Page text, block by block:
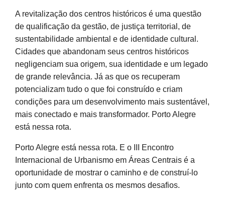
A revitalização dos centros históricos é uma questão
de qualificação da gestão, de justiça territorial, de
sustentabilidade ambiental e de identidade cultural.
Cidades que abandonam seus centros históricos
negligenciam sua origem, sua identidade e um legado
de grande relevância. Já as que os recuperam
potencializam tudo o que foi construído e criam
condições para um desenvolvimento mais sustentável,
mais conectado e mais transformador. Porto Alegre
está nessa rota.
Porto Alegre está nessa rota. E o III Encontro
Internacional de Urbanismo em Áreas Centrais é a
oportunidade de mostrar o caminho e de construí-lo
junto com quem enfrenta os mesmos desafios.